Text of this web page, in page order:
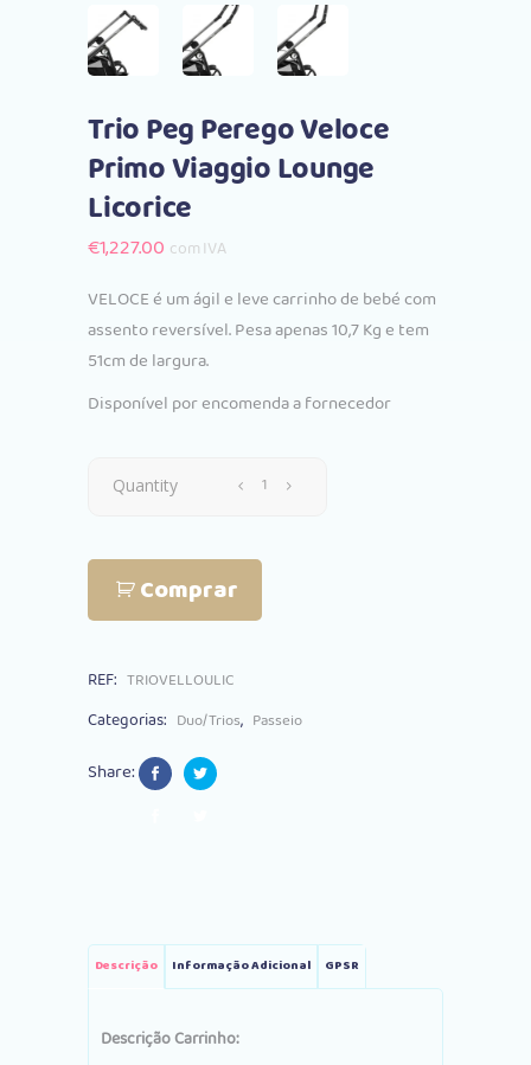
Trio Peg Perego Veloce
Primo Viaggio Lounge
Licorice
€1,227.00 com IVA
VELOCE é um ágil e leve carrinho de bebé com
assento reversível. Pesa apenas 10,7 Kg e tem
51cm de largura.
Disponível por encomenda a fornecedor
Trio
Perego
Primo
Lounge
Quantity
Comprar
REF: TRIOVELLOULIC
Categorias: Duo/Trios, Passeio
Share:
Descrição Informação Adicional GPSR
Descrição Carrinho: